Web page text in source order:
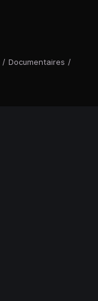
/ Documentaires /